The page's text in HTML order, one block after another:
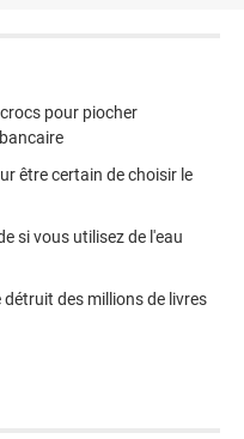
pour piocher
être certain de choisir le
si vous utilisez de l'eau
des millions de livres